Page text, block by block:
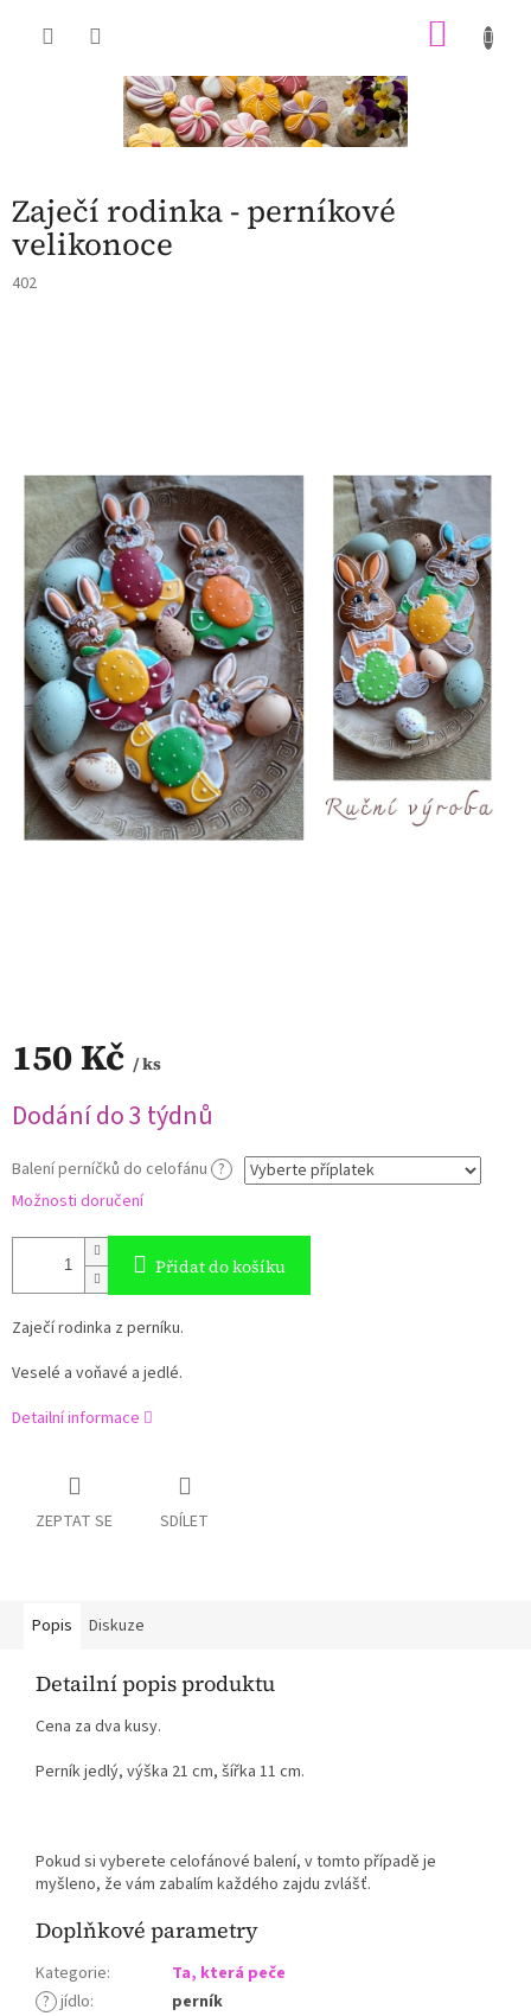
Zaječí rodinka - perníkové
velikonoce
402
150 Kč / ks
cena:
Dodání do 3 týdnů
Balení perníčků do celofánu ?
Možnosti doručení
Přidat do košíku
Zaječí rodinka z perníku.
Veselé a voňavé a jedlé.
Detailní informace
ZEPTAT SE SDÍLET
Popis Diskuze
Detailní popis produktu
Cena za dva kusy.
Perník jedlý, výška 21 cm, šířka 11 cm.
Pokud si vyberete celofánové balení, v tomto případě je
myšleno, že vám zabalím každého zajdu zvlášť.
Doplňkové parametry
Kategorie:
Ta, která peče
? jídlo:
perník